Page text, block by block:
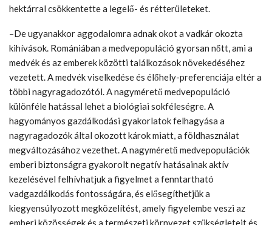
hektárral csökkentette a legelő- és rétterületeket.
–De ugyanakkor aggodalomra adnak okot a vadkár okozta
kihívások. Romániában a medvepopuláció gyorsan nőtt, ami a
medvék és az emberek közötti találkozások növekedéséhez
vezetett. A medvék viselkedése és élőhely-preferenciája eltér a
többi nagyragadozótól. A nagyméretű medvepopuláció
különféle hatással lehet a biológiai sokféleségre. A
hagyományos gazdálkodási gyakorlatok felhagyása a
nagyragadozók által okozott károk miatt, a földhasználat
megváltozásához vezethet. A nagyméretű medvepopulációk
emberi biztonságra gyakorolt negatív hatásainak aktív
kezelésével felhívhatjuk a figyelmet a fenntartható
vadgazdálkodás fontosságára, és elősegíthetjük a
kiegyensúlyozott megközelítést, amely figyelembe veszi az
emberi közösségek és a természeti környezet szükségleteit és